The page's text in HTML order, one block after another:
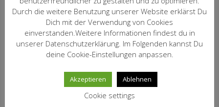
KOMPLETTE WEINLISTE
WARENKORB
KASSE
Datenschutzbelehrung
2021 Albas Rouge
St Jacques d’Albas
15,50€
inkl. 19 % MwSt.
zzgl.Versandkosten
IN DEN WARENKORB
Durch die weitere Benutzung unserer Website erklärst Du
Dich mit der Verwendung von Cookies
einverstanden.Weitere Informationen findest du in
unserer Datenschutzerklärung. Im Folgenden kannst Du
deine Cookie-Einstellungen anpassen.
Akzeptieren Ablehnen
Cookie settings